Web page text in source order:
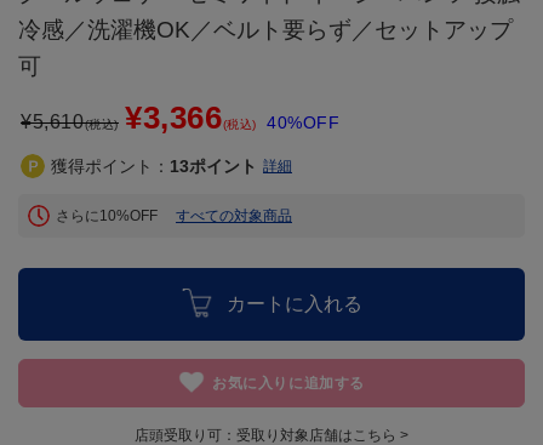
冷感／洗濯機OK／ベルト要らず／セットアップ
可
¥5,610(税込) ¥3,366(税込) 40%OFF
獲得ポイント： 13ポイント 詳細
さらに10%OFF すべての対象商品
カートに入れる
お気に入りに追加する
店頭受取り可： 受取り対象店舗はこちら >